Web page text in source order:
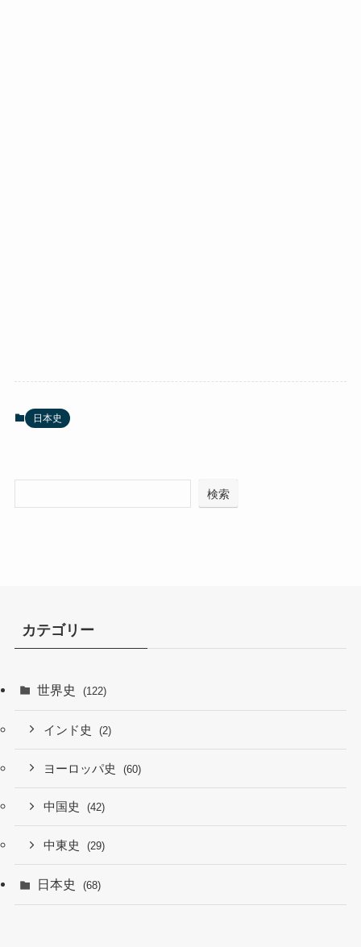
日本史
検索
カテゴリー
世界史 (122)
インド史 (2)
ヨーロッパ史 (60)
中国史 (42)
中東史 (29)
日本史 (68)